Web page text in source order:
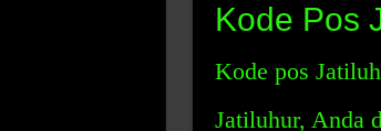
Kode Pos
Kode pos
Jatiluhur, Anda